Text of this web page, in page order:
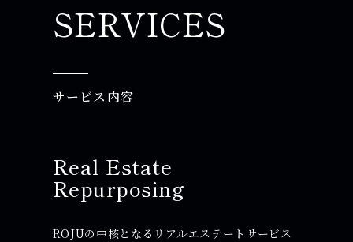
SERVICES
サービス内容
Real Estate
Repurposing
ROJUの中核となるリアルエステートサービス